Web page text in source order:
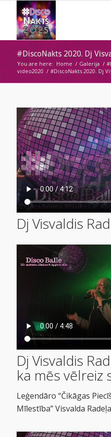
#DiscoNakts 2020. Dj
You are here: Home / Galerija /
video2020 / #DiscoNakts 2020. Dj
Dj Visvaldis
Dj Visvaldis
ka mēs vēlreiz
Leģendāro “Čikāgas
Mīlestība” Visvalda